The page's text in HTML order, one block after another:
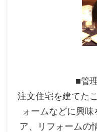
■管
注文住宅を建てた
ォームなどに興
ア、リフォームの